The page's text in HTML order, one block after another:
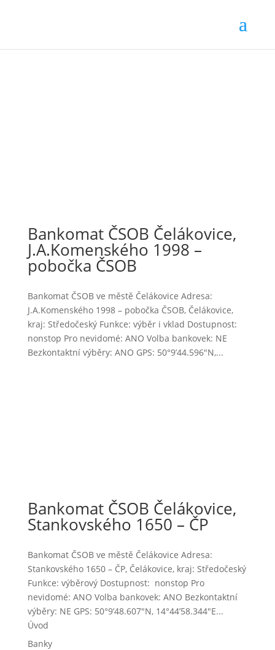
Bankomat ČSOB Čelákovice,
J.A.Komenského 1998 –
pobočka ČSOB
Bankomat ČSOB ve městě Čelákovice Adresa:
J.A.Komenského 1998 – pobočka ČSOB, Čelákovice,
kraj: Středočeský Funkce: výběr i vklad Dostupnost:
nonstop Pro nevidomé: ANO Volba bankovek: NE
Bezkontaktní výběry: ANO GPS: 50°9’44.596″N,...
Bankomat ČSOB Čelákovice,
Stankovského 1650 – ČP
Bankomat ČSOB ve městě Čelákovice Adresa:
Stankovského 1650 – ČP, Čelákovice, kraj: Středočeský
Funkce: výběrový Dostupnost: nonstop Pro
nevidomé: ANO Volba bankovek: ANO Bezkontaktní
výběry: NE GPS: 50°9’48.607″N, 14°44’58.344″E...
Úvod
Banky